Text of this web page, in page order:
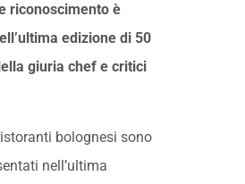
riconoscimento è
edizione di 50
giuria chef e critici
bolognesi sono
nell’ultima